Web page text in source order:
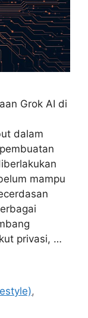
Grok AI di
dalam
mampu
privasi, …
,